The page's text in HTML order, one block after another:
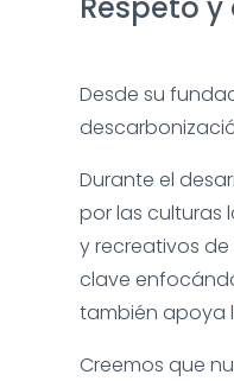
Respeto
Desde su
Durante el
por las culturas
y recreativos
clave
también apoya
Creemos que